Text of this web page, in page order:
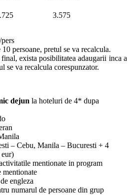
3.575
persoane, pretul se va recalcula.
exista posibilitatea adaugarii inca a
se va recalcula corespunzator.
dejun la hoteluri de 4* dupa
– Cebu, Manila – Bucuresti + 4
mentionate in program
mentionate
engleza
numarul de persoane din grup